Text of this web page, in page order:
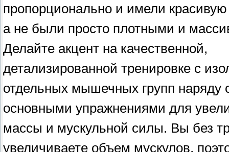
пропорционально и имели
а не были просто плотными и
Делайте акцент на качественной,
детализированной тренировке с
отдельных мышечных групп наряду
основными упражнениями для
массы и мускульной силы. Вы без
увеличиваете объем мускулов,